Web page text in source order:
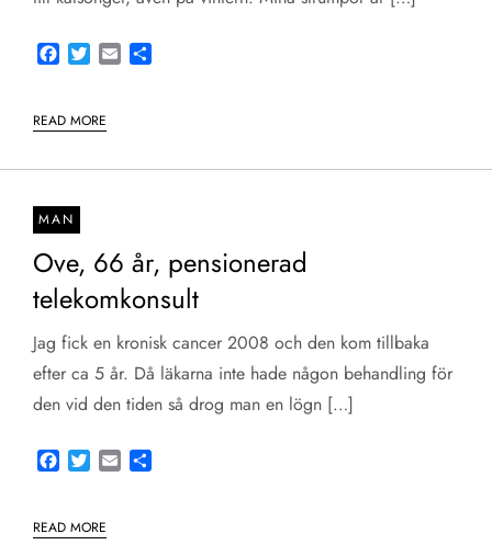
Facebook
TwitterEmail
READ MORE
MAN
Ove, 66 år, pensionerad
telekomkonsult
Jag fick en kronisk cancer 2008 och den kom tillbaka
efter ca 5 år. Då läkarna inte hade någon behandling för
den vid den tiden så drog man en lögn […]
Facebook
TwitterEmail
READ MORE